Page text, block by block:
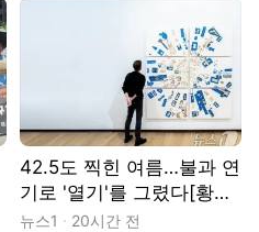
42.5도 찍힌 여름…불과 연
기로 '열기'를 그렸다[황덕
현의 기후 한 편]
뉴스1 20시간 전